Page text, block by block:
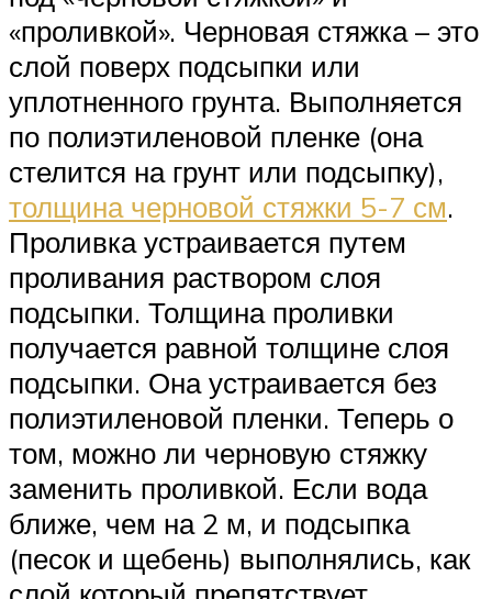
«проливкой». Черновая стяжка – это
слой поверх подсыпки или
уплотненного грунта. Выполняется
по полиэтиленовой пленке (она
стелится на грунт или подсыпку),
толщина черновой стяжки 5-7 см.
Проливка устраивается путем
проливания раствором слоя
подсыпки. Толщина проливки
получается равной толщине слоя
подсыпки. Она устраивается без
полиэтиленовой пленки. Теперь о
том, можно ли черновую стяжку
заменить проливкой. Если вода
ближе, чем на 2 м, и подсыпка
(песок и щебень) выполнялись, как